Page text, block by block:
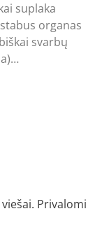
suplaka
organas
svarbų
Privalomi